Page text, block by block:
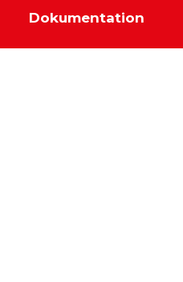
Dokumentation